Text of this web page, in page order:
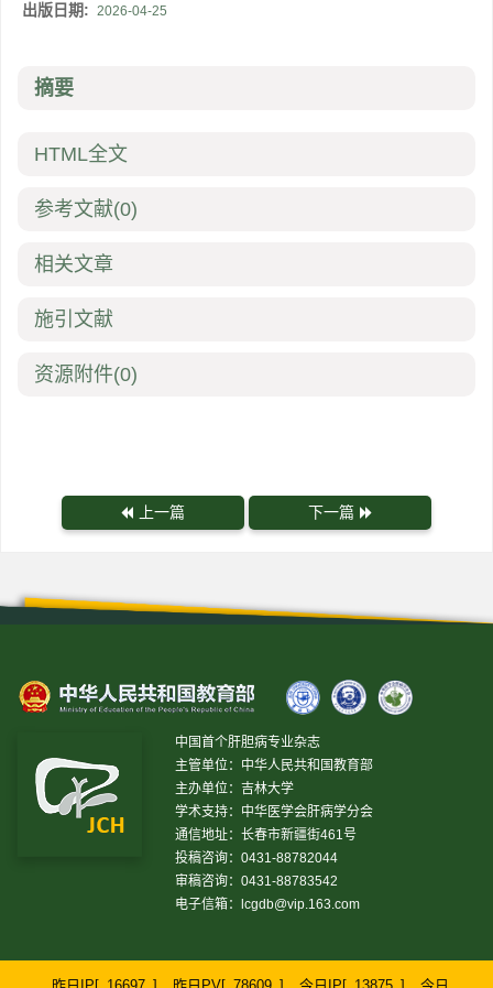
出版日期: 2026-04-25
摘要
HTML全文
参考文献(0)
相关文章
施引文献
资源附件(0)
上一篇 下一篇
中国首个肝胆病专业杂志
主管单位：中华人民共和国教育部
主办单位：吉林大学
学术支持：中华医学会肝病学分会
通信地址：长春市新疆街461号
投稿咨询：0431-88782044
审稿咨询：0431-88783542
电子信箱：
lcgdb@vip.163.com